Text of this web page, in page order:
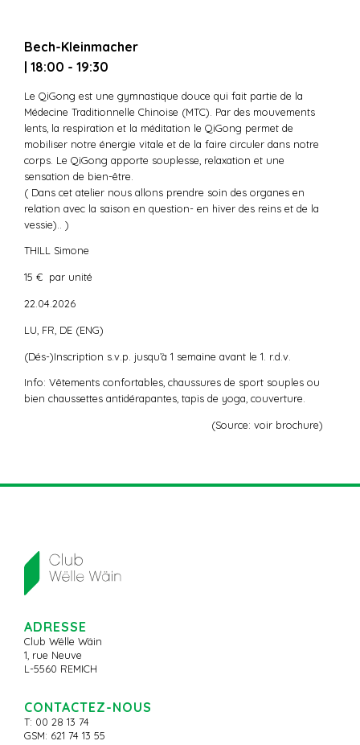
Bech-Kleinmacher
| 18:00 - 19:30
Le QiGong est une gymnastique douce qui fait partie de la
Médecine Traditionnelle Chinoise (MTC). Par des mouvements
lents, la respiration et la méditation le QiGong permet de
mobiliser notre énergie vitale et de la faire circuler dans notre
corps. Le QiGong apporte souplesse, relaxation et une
sensation de bien-être.
( Dans cet atelier nous allons prendre soin des organes en
relation avec la saison en question- en hiver des reins et de la
vessie).. )
THILL Simone
15 € par unité
22.04.2026
LU, FR, DE (ENG)
(Dés-)Inscription s.v.p. jusqu’à 1 semaine avant le 1. r.d.v.
Info: Vêtements confortables, chaussures de sport souples ou
bien chaussettes antidérapantes, tapis de yoga, couverture.
(Source: voir brochure)
ADRESSE
Club Wëlle Wäin
1, rue Neuve
L-5560 REMICH
CONTACTEZ-NOUS
T: 00 28 13 74
GSM: 621 74 13 55